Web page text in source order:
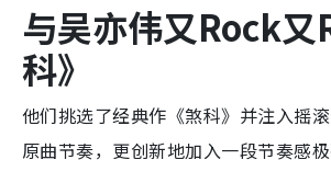
与吴亦伟又Rock
科》
他们挑选了经典作《煞科》并注入摇
原曲节奏，更创新地加入一段节奏感